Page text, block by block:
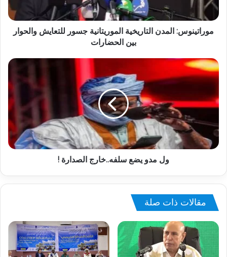
موراتينوس: المدن التاريخية الموريتانية جسور للتعايش والحوار
بين الحضارات
ول مدو يضع سلفه..خارج الصدارة !
مقالات ذات صلة